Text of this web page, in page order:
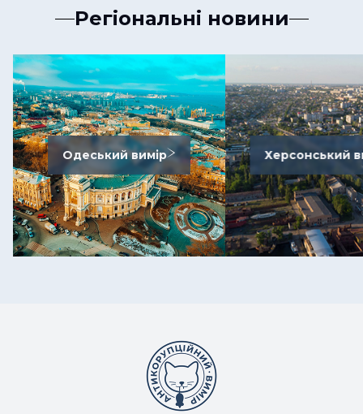
Регіональні новини
Одеський вимір Херсонський